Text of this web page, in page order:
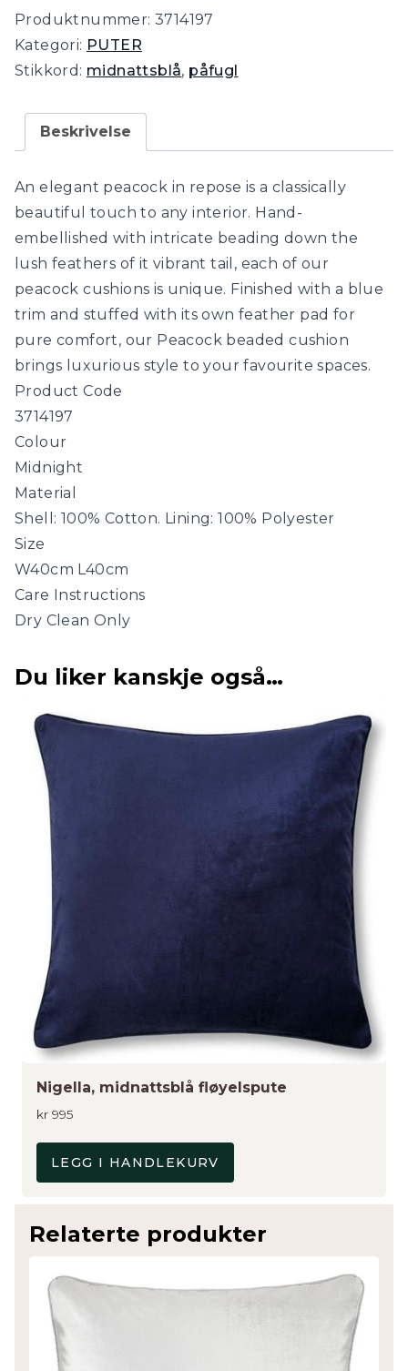
i
midnattsblå
fargetoner
Produktnummer: 3714197
Kategori: PUTER
Stikkord: midnattsblå, påfugl
Beskrivelse
An elegant peacock in repose is a classically
beautiful touch to any interior. Hand-
embellished with intricate beading down the
lush feathers of it vibrant tail, each of our
peacock cushions is unique. Finished with a blue
trim and stuffed with its own feather pad for
pure comfort, our Peacock beaded cushion
brings luxurious style to your favourite spaces.
Product Code
3714197
Colour
Midnight
Material
Shell: 100% Cotton. Lining: 100% Polyester
Size
W40cm L40cm
Care Instructions
Dry Clean Only
Du liker kanskje også…
Nigella, midnattsblå fløyelspute
kr 995
LEGG I HANDLEKURV
Relaterte produkter